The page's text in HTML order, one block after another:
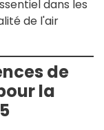
dans les
de l'air
de
la